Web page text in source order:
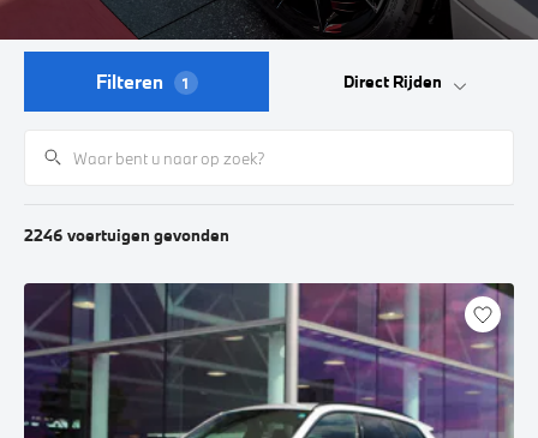
Filteren 1 Direct Rijden
2246 voertuigen gevonden